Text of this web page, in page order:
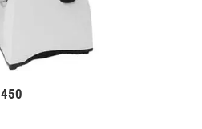
450 Watts White Meat Grinder